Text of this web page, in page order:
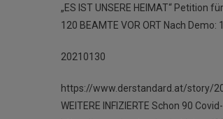
„ES IST UNSERE HEIMAT“
120 BEAMTE VOR ORT Nach
20210130
https://www.derstandard.at/story/
WEITERE INFIZIERTE Schon 90